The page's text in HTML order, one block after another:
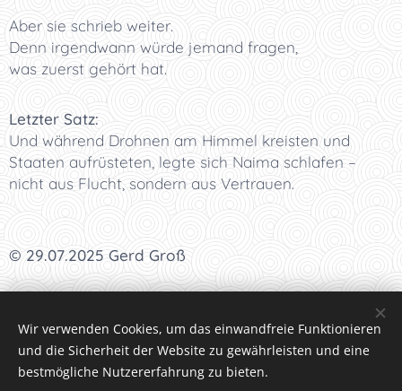
Aber sie schrieb weiter.
Denn irgendwann würde jemand fragen,
was zuerst gehört hat.
Letzter Satz:
Und während Drohnen am Himmel kreisten und
Staaten aufrüsteten, legte sich Naima schlafen –
nicht aus Flucht, sondern aus Vertrauen.
© 29.07.2025 Gerd Groß
Wir verwenden Cookies, um das einwandfreie Funktionieren
und die Sicherheit der Website zu gewährleisten und eine
bestmögliche Nutzererfahrung zu bieten.